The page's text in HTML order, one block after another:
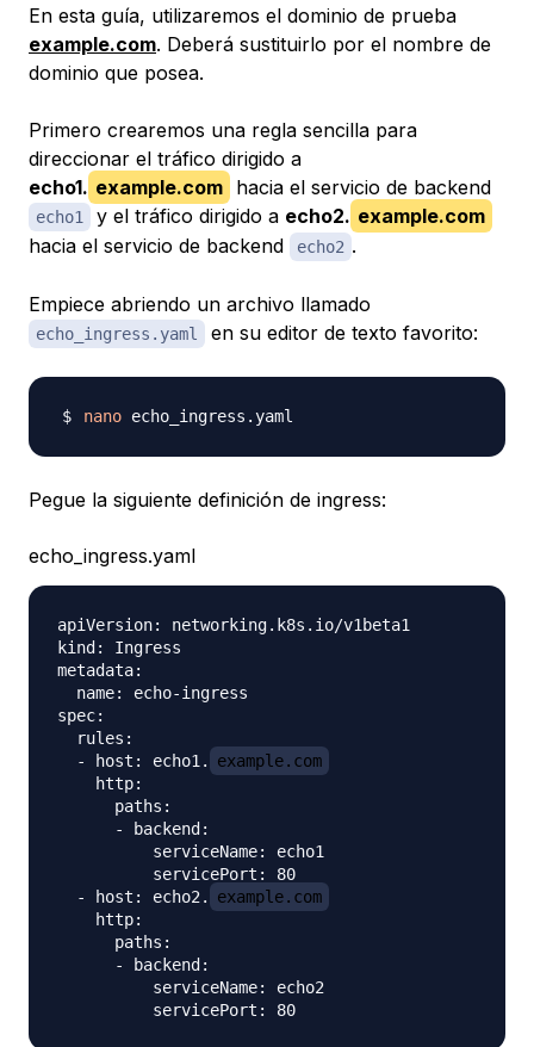
En esta guía, utilizaremos el dominio de prueba
example.com. Deberá sustituirlo por el nombre de
dominio que posea.
Primero crearemos una regla sencilla para
direccionar el tráfico dirigido a
echo1. example.com hacia el servicio de backend
echo1 y el tráfico dirigido a echo2. example.com
hacia el servicio de backend
echo2 .
Empiece abriendo un archivo llamado
echo_ingress.yaml en su editor de texto favorito:
nano
Pegue la siguiente definición de ingress:
echo_ingress.yaml
apiVersion: networking.k8s.io/v1beta1
kind: Ingress
metadata:
  name: echo-ingress
spec:
  rules:
  - host: echo1.
example.com
    http:
      paths:
      - backend:
          serviceName: echo1
          servicePort: 80
  - host: echo2.
example.com
    http:
      paths:
      - backend:
          serviceName: echo2